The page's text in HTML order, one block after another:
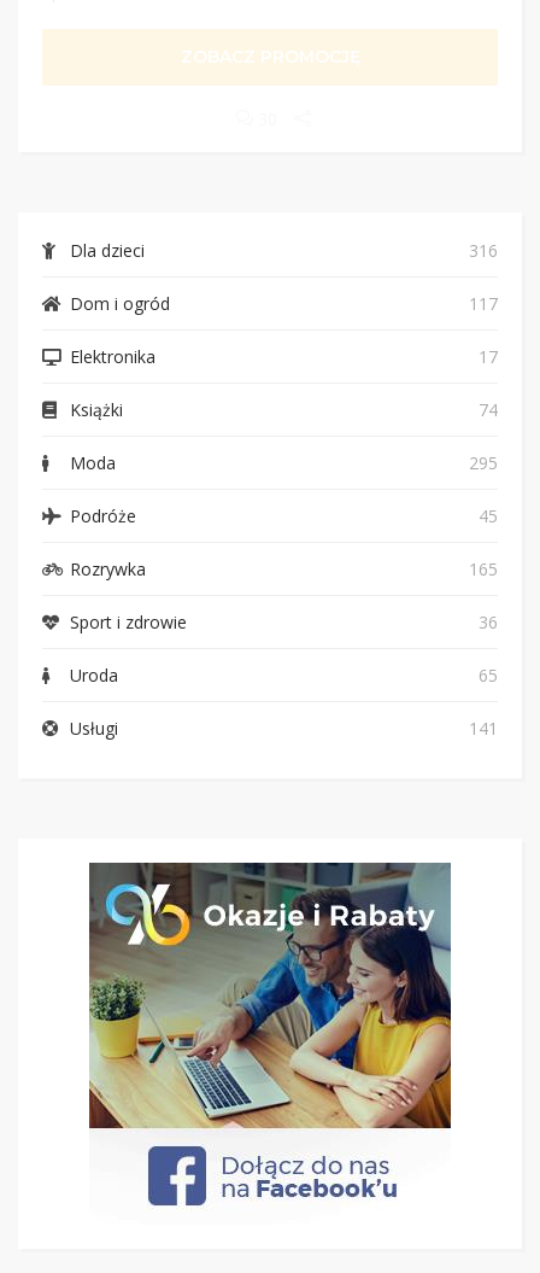
ZOBACZ PROMOCJĘ
Dla dzieci 316
Dom i ogród 117
Elektronika 17
Książki 74
Moda 295
Podróże 45
Rozrywka 165
Sport i zdrowie 36
Uroda 65
Usługi 141